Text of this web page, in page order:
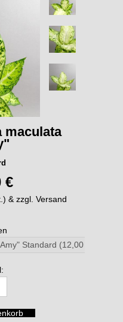
maculata
€
& zzgl. Versand